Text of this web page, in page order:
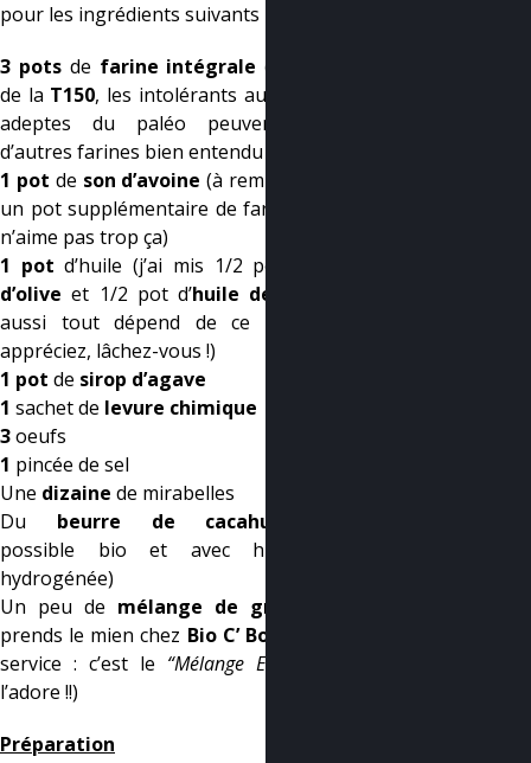
pour les ingrédients suivants
3 potsde farine intégrale (j’ai utilisé
de la T150, les intolérants au gluten et
adeptes du paléo peuvent tester
d’autres farines bien entendu !)
1 pot de son d’avoine (à remplacer par
un pot supplémentaire de farine si l’on
n’aime pas trop ça)
1 pot d’huile (j’ai mis 1/2 pot d’
d’olive et 1/2 pot d’huile de coco
aussi tout dépend de ce que vous
appréciez, lâchez-vous !)
1 pot de sirop d’agave
1 sachet de levure chimique
3oeufs
1 pincée de sel
Une dizaine de mirabelles
Du beurre de cacahuète
possible bio et avec huile
hydrogénée)
Un peu de mélange de graines
prends le mien chez Bio C’ Bon
service : c’est le “Mélange Energie”
l’adore !!)
Préparation